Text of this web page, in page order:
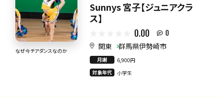
なぜ今チアダンスなのか
Sunnys 宮子【ジュニアクラ
ス】
0.00 0
関東 群馬県伊勢崎市
月謝
6,900円
対象年代
小学生